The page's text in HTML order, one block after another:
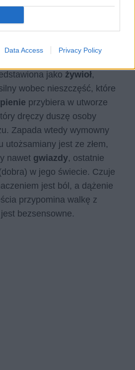
Data Access Privacy Policy
ją do wielkiego
mieści się w ciasnej,
jako żywioł,
wobec nieszczęść, które
przybiera w utworze
dręczy duszę osoby
Zapada wtedy wymowny
utożsamiany jest ze złem,
nawet gwiazdy, ostatnie
w jego świecie. Czuje
jest ból, a dążenie
przypomina walkę z
bezsensowne.